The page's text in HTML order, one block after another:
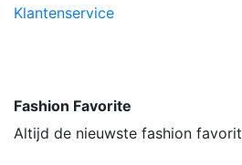
Klantenservice
Fashion Favorite
Altijd de nieuwste fashion